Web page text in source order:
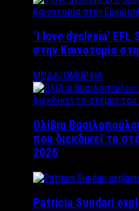
‘Ι love dyslexia’
στην Καινοτομία
ΜΟΔΑ/ΟΜΟΡΦΙΑ
Ολίβια
που διεκδικεί το
2026
Patricia Sundari